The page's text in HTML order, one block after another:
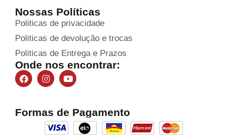
Nossas Políticas
Politicas de privacidade
Politicas de devolução e trocas
Politicas de Entrega e Prazos
Onde nos encontrar:
Formas de Pagamento